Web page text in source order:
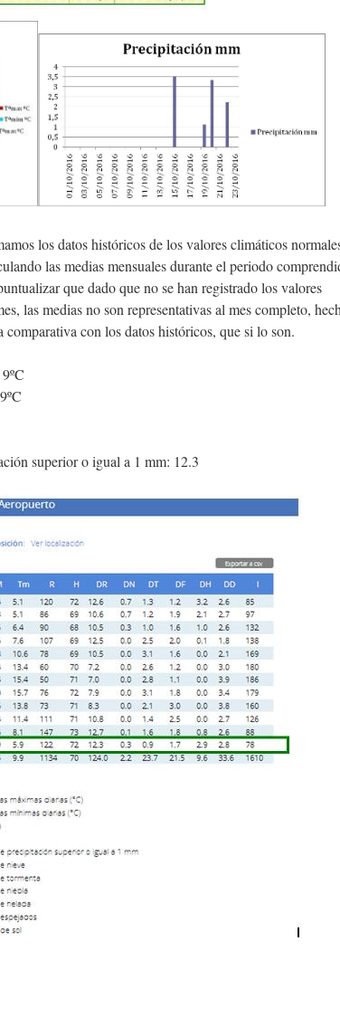
los datos históricos de los valores climáticos
las medias mensuales durante el periodo
que dado que no se han registrado los valores
las medias no son representativas al mes completo,
comparativa con los datos históricos, que si lo son.
superior o igual a 1 mm: 12.3